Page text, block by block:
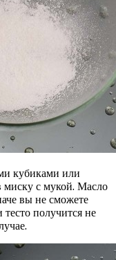
кубиками или
миску с мукой. Масло
вы не сможете
получится не